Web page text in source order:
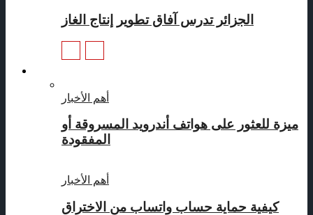
الجزائر تدرس آفاق تطوير إنتاج الغاز
أهم الأخبار
ميزة للعثور على هواتف أندرويد المسروقة أو
المفقودة
أهم الأخبار
كيفية حماية حساب واتساب من الاختراق